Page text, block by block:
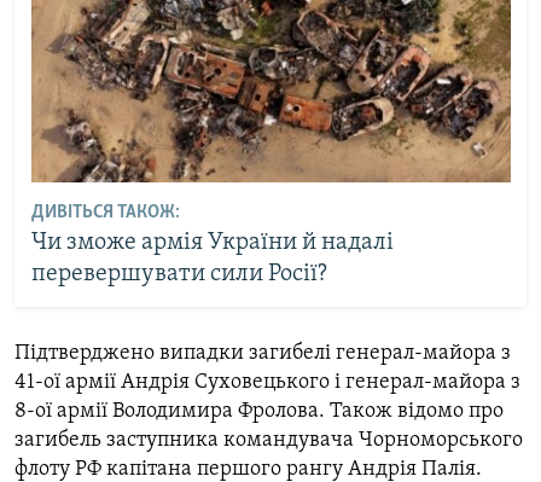
ДИВІТЬСЯ ТАКОЖ:
Чи зможе армія України й надалі
перевершувати сили Росії?
Підтверджено випадки загибелі генерал-майора з
41-ої армії Андрія Суховецького і генерал-майора з
8-ої армії Володимира Фролова. Також відомо про
загибель заступника командувача Чорноморського
флоту РФ капітана першого рангу Андрія Палія.